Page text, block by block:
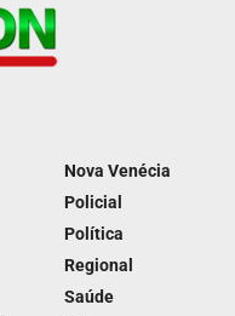
Nova Venécia
Policial
Política
Regional
Saúde